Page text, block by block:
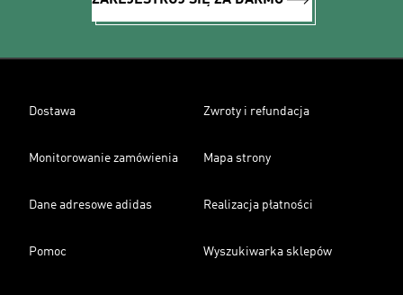
Dostawa Zwroty i refundacja
Monitorowanie zamówienia Mapa strony
Dane adresowe adidas Realizacja płatności
Pomoc Wyszukiwarka sklepów